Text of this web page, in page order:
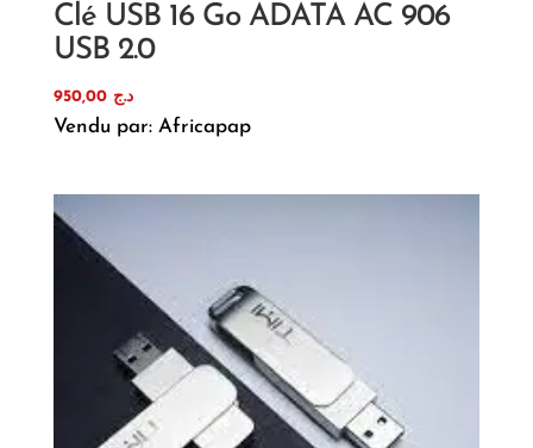
Clé USB 16 Go ADATA AC 906
USB 2.0
د.ج 950,00
Vendu par: Africapap